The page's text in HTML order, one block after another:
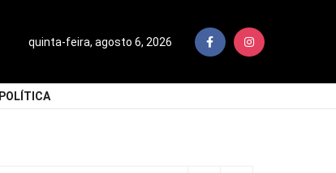
quinta-feira, agosto 6, 2026
POLÍTICA